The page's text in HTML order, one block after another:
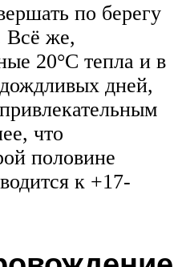
по берегу
Всё же,
20°С тепла и в
дней,
что
половине
к +17-